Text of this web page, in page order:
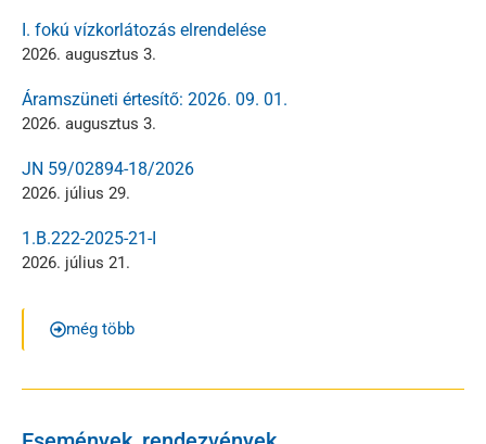
I. fokú vízkorlátozás elrendelése
2026. augusztus 3.
Áramszüneti értesítő: 2026. 09. 01.
2026. augusztus 3.
JN 59/02894-18/2026
2026. július 29.
1.B.222-2025-21-I
2026. július 21.
még több